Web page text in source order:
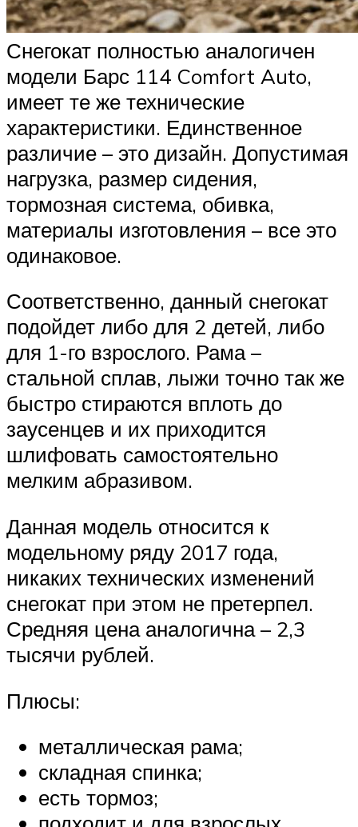
Снегокат полностью аналогичен
модели Барс 114 Comfort Auto,
имеет те же технические
характеристики. Единственное
различие – это дизайн. Допустимая
нагрузка, размер сидения,
тормозная система, обивка,
материалы изготовления – все это
одинаковое.
Соответственно, данный снегокат
подойдет либо для 2 детей, либо
для 1-го взрослого. Рама –
стальной сплав, лыжи точно так же
быстро стираются вплоть до
заусенцев и их приходится
шлифовать самостоятельно
мелким абразивом.
Данная модель относится к
модельному ряду 2017 года,
никаких технических изменений
снегокат при этом не претерпел.
Средняя цена аналогична – 2,3
тысячи рублей.
Плюсы:
металлическая рама;
складная спинка;
есть тормоз;